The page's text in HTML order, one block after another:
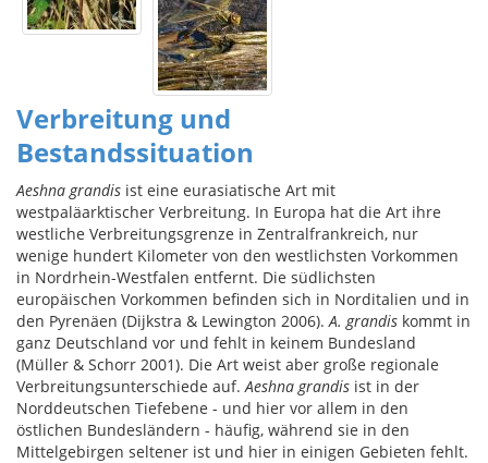
Verbreitung und
Bestandssituation
Aeshna grandis ist eine eurasiatische Art mit
westpaläarktischer Verbreitung. In Europa hat die Art ihre
westliche Verbreitungsgrenze in Zentralfrankreich, nur
wenige hundert Kilometer von den westlichsten Vorkommen
in Nordrhein-Westfalen entfernt. Die südlichsten
europäischen Vorkommen befinden sich in Norditalien und in
den Pyrenäen (Dijkstra & Lewington 2006). A. grandis kommt in
ganz Deutschland vor und fehlt in keinem Bundesland
(Müller & Schorr 2001). Die Art weist aber große regionale
Verbreitungsunterschiede auf. Aeshna grandis ist in der
Norddeutschen Tiefebene - und hier vor allem in den
östlichen Bundesländern - häufig, während sie in den
Mittelgebirgen seltener ist und hier in einigen Gebieten fehlt.